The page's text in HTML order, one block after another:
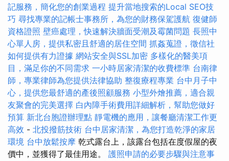
記服務，簡化您的創業過程 提升當地搜索的Local SEO技
巧 尋找專業的記帳士事務所，為您的財務保駕護航 復健師
資格證照 壁癌處理，快速解決牆面受潮及霉菌問題 長照中
心單人房，提供私密且舒適的居住空間 抓姦蒐證，徵信社
如何提供有力證據 網站安全與SSL加密 多樣化的醫美項
目，滿足你的不同需求 一小時居家清潔的收費標準 台南律
師，專業律師為您提供法律協助 整復療程專業 台中月子中
心，提供您最舒適的產後照顧服務 小型外燴推薦，適合親
友聚會的完美選擇 白內障手術費用詳細解析，幫助您做好
預算 新北台胞證辦理點 靜電機的應用，讓餐廳清潔工作更
高效 - 北投撥筋技術 台中居家清潔，為您打造乾淨的家居
環境 台中放鬆按摩 乾式露台上，該露台包括在度假屋的夜
價中，並獲得了最佳用途。 護照申請的必要步驟與注意事